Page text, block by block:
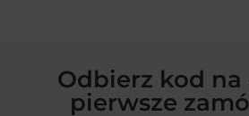
Odbierz kod na
pierwsze